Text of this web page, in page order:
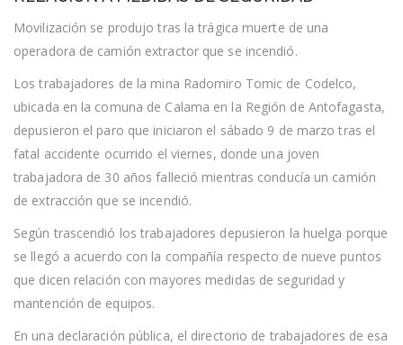
DE
RADOMIRO
TOMIC
DEPONEN
TRAS
ACUERDO
EN
A
MEDIDAS
Movilización se produjo tras la trágica muerte de una
operadora de camión extractor que se incendió.
Los trabajadores de la mina Radomiro Tomic de Codelco,
ubicada en la comuna de Calama en la Región de Antofagasta,
depusieron el paro que iniciaron el sábado 9 de marzo tras el
fatal accidente ocurrido el viernes, donde una joven
trabajadora de 30 años falleció mientras conducía un camión
de extracción que se incendió.
Según trascendió los trabajadores depusieron la huelga porque
se llegó a acuerdo con la compañía respecto de nueve puntos
que dicen relación con mayores medidas de seguridad y
mantención de equipos.
En una declaración pública, el directorio de trabajadores de esa